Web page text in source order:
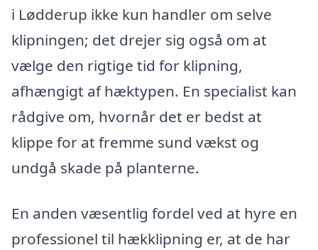
i Lødderup ikke kun handler om selve
klipningen; det drejer sig også om at
vælge den rigtige tid for klipning,
afhængigt af hæktypen. En specialist kan
rådgive om, hvornår det er bedst at
klippe for at fremme sund vækst og
undgå skade på planterne.
En anden væsentlig fordel ved at hyre en
professionel til hækklipning er, at de har